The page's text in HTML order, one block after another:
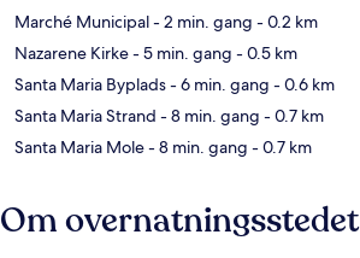
Marché Municipal- 2 min. gang - 0.2 km
Nazarene Kirke- 5 min. gang - 0.5 km
Santa Maria Byplads- 6 min. gang - 0.6 km
Santa Maria Strand - 8 min. gang - 0.7 km
Santa Maria Mole- 8 min. gang - 0.7 km
Om overnatningsstedet